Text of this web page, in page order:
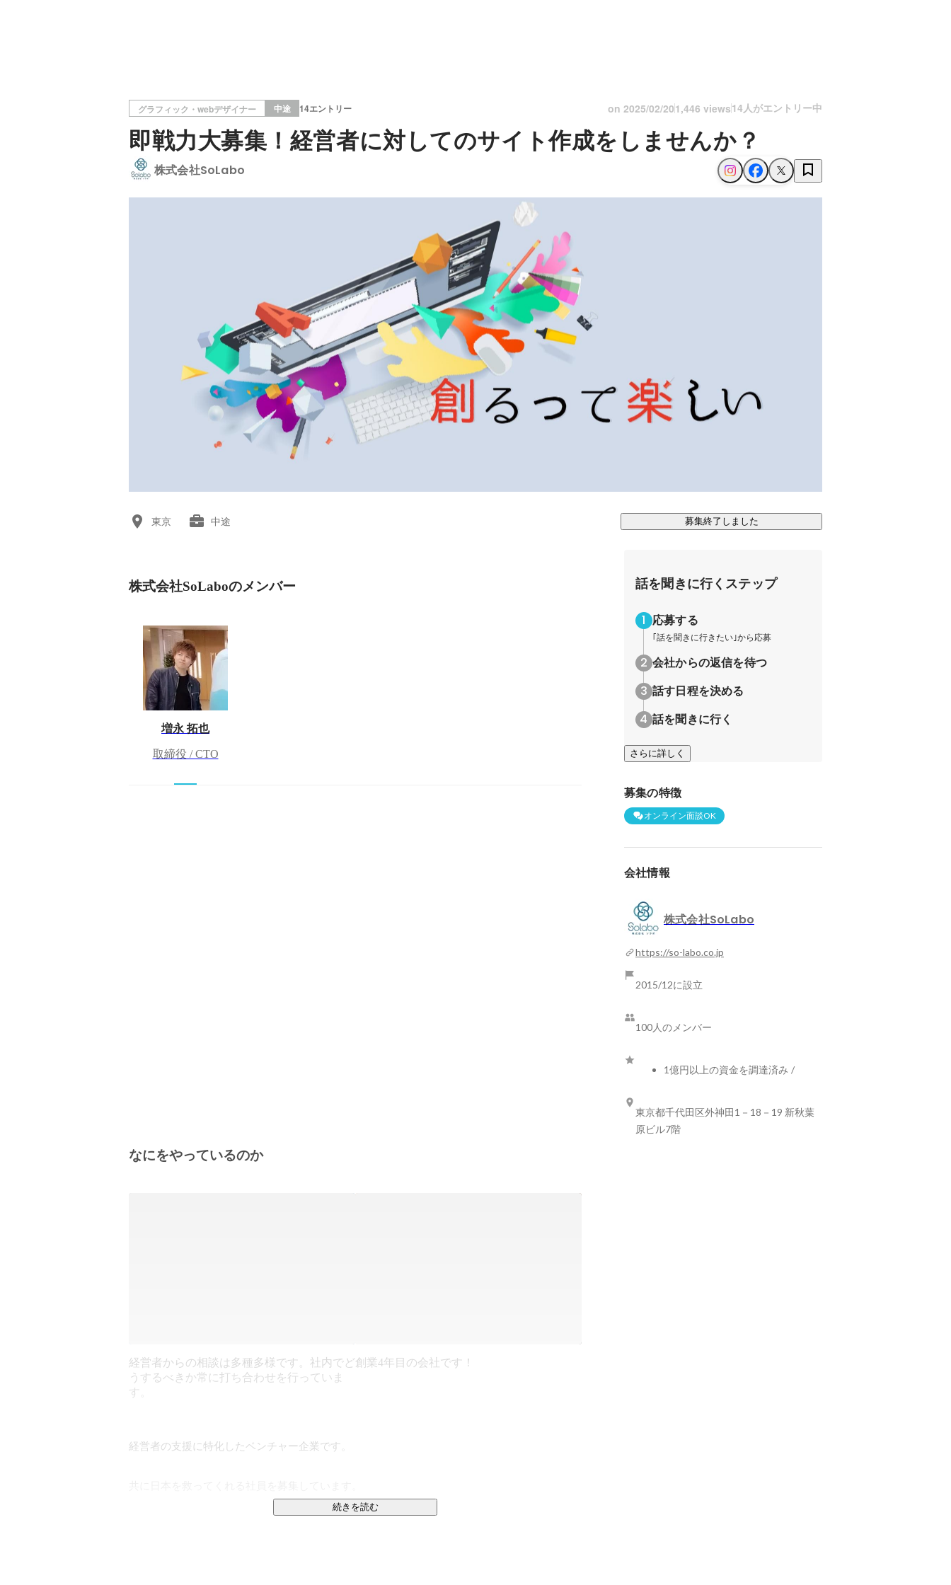
グラフィック・webデザイナー 中途 14エントリー on 2025/02/201,446 views14人がエントリー中
即戦力大募集！経営者に対してのサイト作成をしませんか？
株式会社SoLabo
東京 中途 募集終了しました
株式会社SoLaboのメンバー
増永 拓也
取締役 / CTO
なにをやっているのか
経営者からの相談は多種多様です。社内でど
うするべきか常に打ち合わせを行っていま
す。
創業4年目の会社です！
経営者の支援に特化したベンチャー企業です。
続きを読む
話を聞きに行くステップ
応募する
｢話を聞きに行きたい｣から応募
会社からの返信を待つ
話す日程を決める
話を聞きに行く
さらに詳しく
募集の特徴
オンライン面談OK
会社情報
株式会社SoLabo
https://so-labo.co.jp
2015/12に設立
100人のメンバー
1億円以上の資金を調達済み /
東京都千代田区外神田1－18－19 新秋葉
原ビル7階